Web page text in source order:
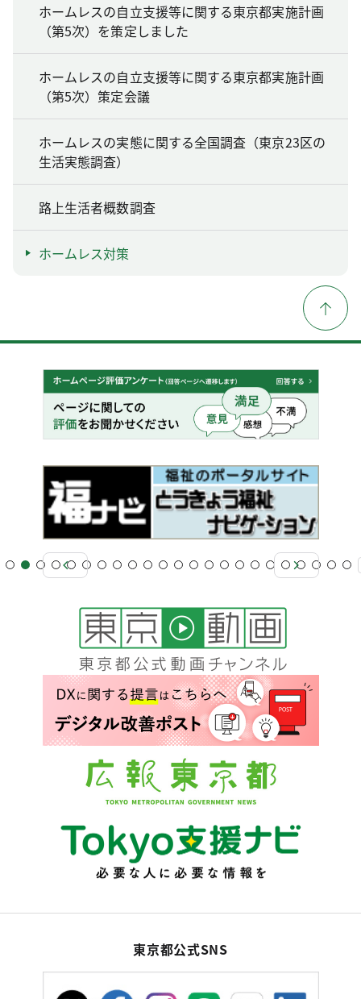
ホームレスの自立支援等に関する東京都実施計画
（第5次）を策定しました
ホームレスの自立支援等に関する東京都実施計画
（第5次）策定会議
ホームレスの実態に関する全国調査（東京23区の
生活実態調査）
路上生活者概数調査
ホームレス対策
東京都公式SNS